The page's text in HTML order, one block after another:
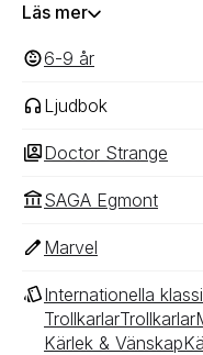
Doctor Strange se in
deras tvivel.Doctor
tvivla på SIG SJÄLV!-
Läs mer
6-9 ‎‎ år
Ljudbok
Doctor Strange
SAGA Egmont
Marvel
Internationella
TrollkarlarTrollkarlar
Kärlek & Vänskap